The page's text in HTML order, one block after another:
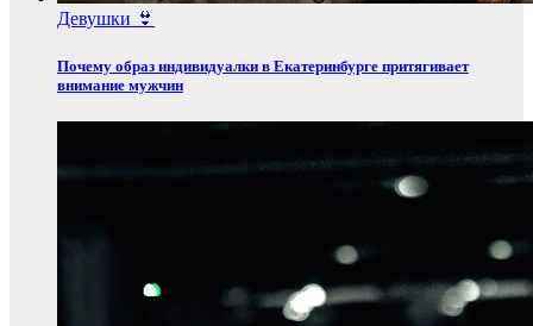
Девушки 👙
Почему образ индивидуалки в Екатеринбурге притягивает
внимание мужчин